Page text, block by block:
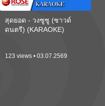
สุดยอด - วงซูซู (ซาวด์
ดนตรี) (KARAOKE)
123 views • 03.07.2569